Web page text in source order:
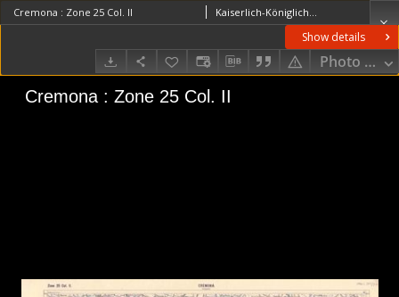
Show details
Photo
Cremona : Zone 25 Col. II Kaiserlich-Königliches Militär-Geographisches Institut (Wiedeń). Instytucja sprawcza. Wydawca